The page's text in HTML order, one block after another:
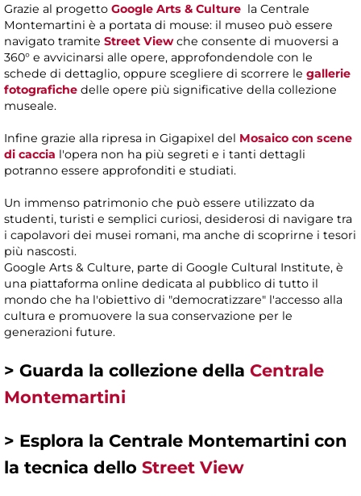
Grazie al progetto Google Arts & Culture la Centrale
Montemartini è a portata di mouse: il museo può essere
navigato tramite Street Viewche consente di muoversi a
360° e avvicinarsi alle opere, approfondendole con le
schede di dettaglio, oppure scegliere di scorrere le gallerie
fotografiche delle opere più significative della collezione
museale.
Infine grazie alla ripresa in Gigapixel del Mosaico con scene
di caccia l'opera non ha più segreti e i tanti dettagli
potranno essere approfonditi e studiati.
Un immenso patrimonio che può essere utilizzato da
studenti, turisti e semplici curiosi, desiderosi di navigare tra
i capolavori dei musei romani, ma anche di scoprirne i tesori
più nascosti.
Google Arts & Culture, parte di Google Cultural Institute, è
una piattaforma online dedicata al pubblico di tutto il
mondo che ha l'obiettivo di "democratizzare" l'accesso alla
cultura e promuovere la sua conservazione per le
generazioni future.
> Guarda la collezione della Centrale
Montemartini
> Esplora la Centrale Montemartini con
la tecnica dello Street View